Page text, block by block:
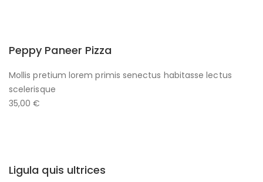
Peppy Paneer Pizza
Mollis pretium lorem primis senectus habitasse lectus
scelerisque
35,00 €
Ligula quis ultrices